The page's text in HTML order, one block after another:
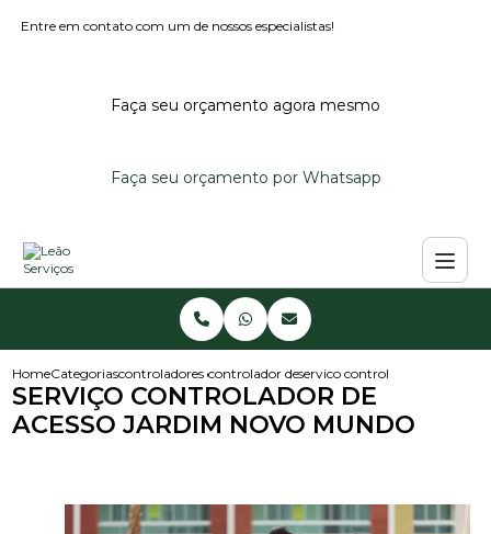
Entre em contato com um de nossos especialistas!
Faça seu orçamento agora mesmo
Faça seu orçamento por Whatsapp
HomeCategoriascontroladores de acessocontrolador de acesso condominio
servico controlador de acesso
SERVIÇO CONTROLADOR DE
ACESSO JARDIM NOVO MUNDO